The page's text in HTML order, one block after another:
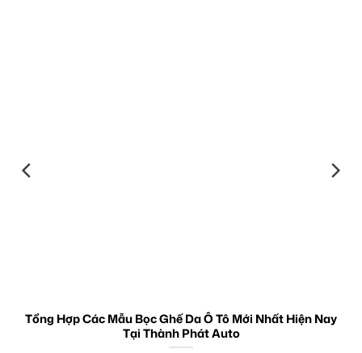
Tổng Hợp Các Mẫu Bọc Ghế Da Ô Tô Mới Nhất Hiện Nay
Tại Thành Phát Auto